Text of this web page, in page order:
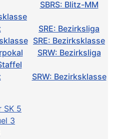
SBRS: Blitz-MM
SRE: Bezirksliga
SRE: Bezirksklasse
SRW: Bezirksliga
SRW: Bezirksklasse
SK 5
3